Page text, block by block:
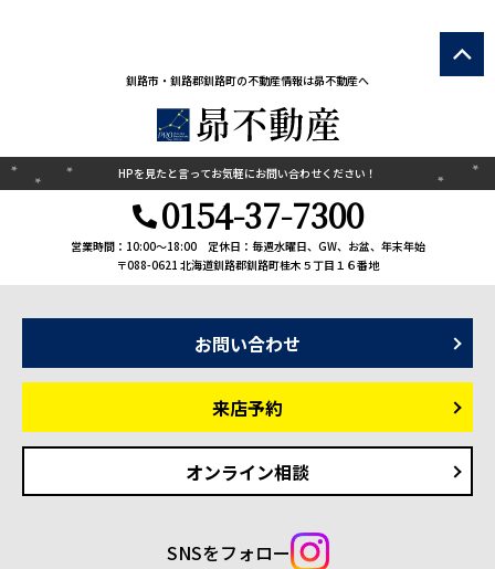
釧路市・釧路郡釧路町の不動産情報は昴不動産へ
HPを見たと言ってお気軽にお問い合わせください！
0154-37-7300
営業時間：10:00〜18:00
定休日：毎週水曜日、GW、お盆、年末年始
〒088-0621 北海道釧路郡釧路町桂木５丁目１６番地
お問い合わせ
来店予約
オンライン相談
SNSをフォロー